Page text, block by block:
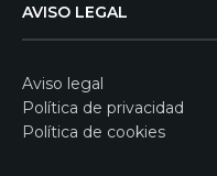
AVISO LEGAL
Aviso legal
Política de privacidad
Política de cookies